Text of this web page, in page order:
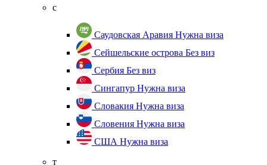
с
Саудовская Аравия Нужна виза
Сейшельские острова Без виз
Сербия Без виз
Сингапур Нужна виза
Словакия Нужна виза
Словения Нужна виза
США Нужна виза
т